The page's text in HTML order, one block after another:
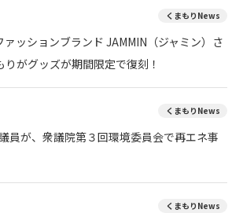
くまもりNews
ッションブランド JAMMIN（ジャミン）さ
がグッズが期間限定で復刻！
くまもりNews
員が、衆議院第３回環境委員会で再エネ事
くまもりNews